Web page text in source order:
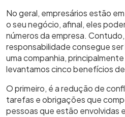
No geral, empresários estão
o seu negócio, afinal, eles
números da empresa.
responsabilidade consegue
uma companhia,
levantamos cinco benefícios
O primeiro, é a redução de
tarefas e obrigações que
pessoas que estão envolvidas